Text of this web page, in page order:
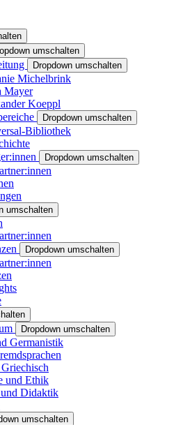
umschalten
Dropdown umschalten
Michelbrink
Mayer
Koeppl
Dropdown umschalten
Bibliothek
Dropdown umschalten
umschalten
Dropdown umschalten
Dropdown umschalten
Germanistik
und Ethik
Didaktik
umschalten